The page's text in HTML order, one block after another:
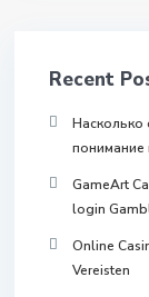
Recent
Насколько
понимание
GameArt
login
Online
Vereisten